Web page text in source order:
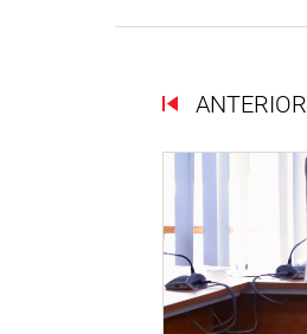
ANTERIOR